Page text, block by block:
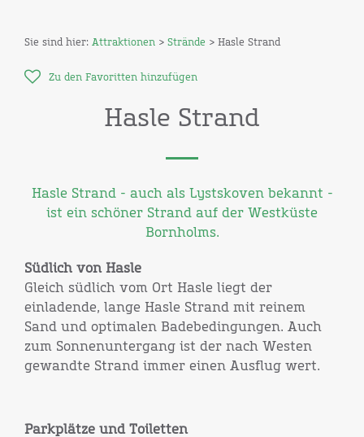
Sie sind hier: Attraktionen > Strände > Hasle Strand
Zu den Favoritten hinzufügen
Hasle Strand
Hasle Strand - auch als Lystskoven bekannt -
ist ein schöner Strand auf der Westküste
Bornholms.
Südlich von Hasle
Gleich südlich vom Ort Hasle liegt der
einladende, lange Hasle Strand mit reinem
Sand und optimalen Badebedingungen. Auch
zum Sonnenuntergang ist der nach Westen
gewandte Strand immer einen Ausflug wert.
Parkplätze und Toiletten